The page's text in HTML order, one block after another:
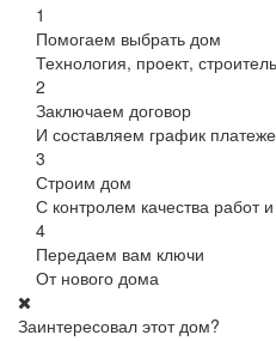
1
Помогаем выбрать дом
Технология, проект,
2
Заключаем договор
И составляем график
3
Строим дом
С контролем качества работ
4
Передаем вам ключи
От нового дома
Заинтересовал этот дом?